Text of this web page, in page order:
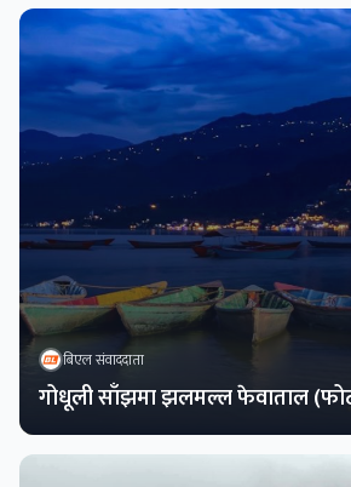
बिएल संवाददाता
गोधूली साँझमा झलमल्ल फेवाताल